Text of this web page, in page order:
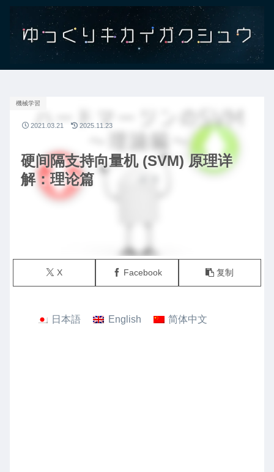
硬间隔支持向量机 (SVM) 原理详
解：理论篇
機械学習
X Facebook 复制
2021.03.21 2025.11.23
日本語 English 简体中文